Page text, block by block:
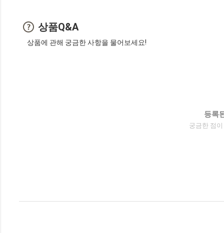
상품Q&A
상품에 관해 궁금한 사항을 물어보세요!
등록
궁금한 점